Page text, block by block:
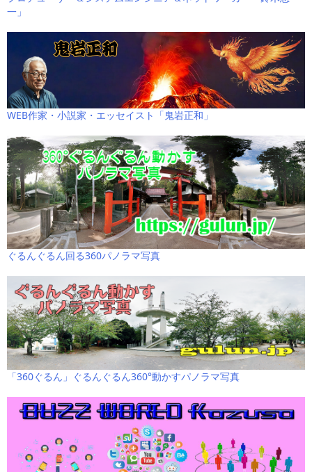
一」
WEB作家・小説家・エッセイスト「鬼岩正和」
ぐるんぐるん回る360パノラマ写真
「360ぐるん」ぐるんぐるん360°動かすパノラマ写真